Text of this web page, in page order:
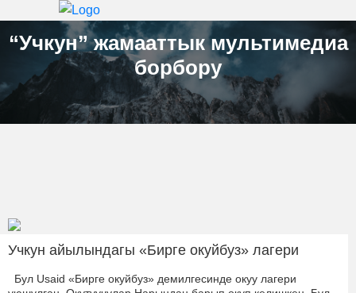
“Учкун” жамааттык мультимедиа
борбору
Учкун айылындагы «Бирге окуйбуз» лагери
Бул Usaid «Бирге окуйбуз» демилгесинде окуу лагери